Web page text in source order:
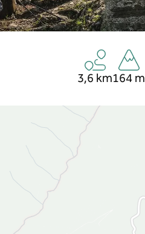
3,6 km164 m